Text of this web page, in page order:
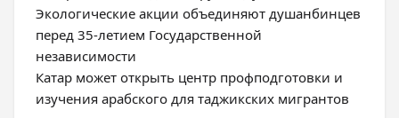
Экологические акции объединяют душанбинцев
перед 35-летием Государственной
независимости
Катар может открыть центр профподготовки и
изучения арабского для таджикских мигрантов